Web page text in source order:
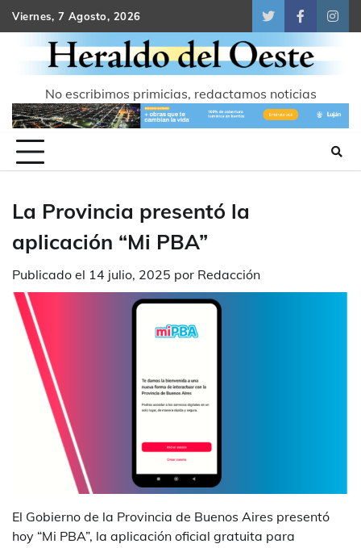
Skip
to
content
Viernes, 7 Agosto, 2026
TwitterFacebook
No escribimos primicias, redactamos noticias
La Provincia presentó la
aplicación “Mi PBA”
Publicado el 14 julio, 2025 por Redacción
El Gobierno de la Provincia de Buenos Aires presentó
hoy “Mi PBA”, la aplicación oficial gratuita para